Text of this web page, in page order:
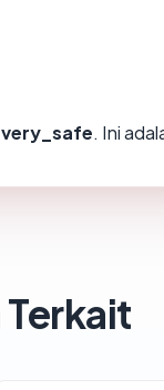
very_safe. Ini